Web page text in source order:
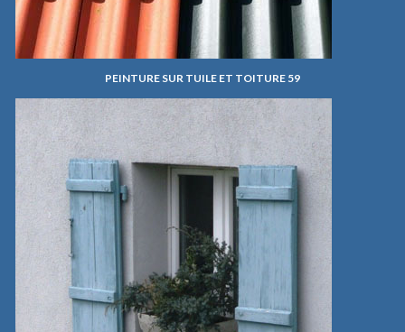
PEINTURE SUR TUILE ET TOITURE 59